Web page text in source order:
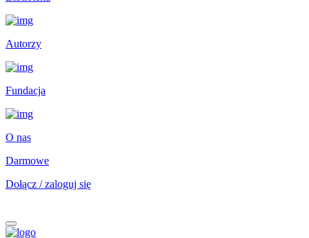
Autorzy
Fundacja
O nas
Darmowe
Dołącz / zaloguj się